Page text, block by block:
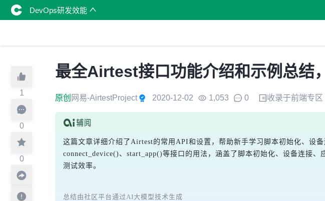
DevOps研发效能
1
0
0
最全Airtest接口功能介绍和示例总结
原创 网易-AirtestProject 2020-12-02 1,053 0 收录于前端专区
这篇文章详细介绍了Airtest的常用API和设置，帮助新手学习脚本初始化、设
connect_device()、start_app()等接口的用法，涵盖了脚本初始化、设备连接
测试效率。
总结由社区平台通过AI大模型技术生成